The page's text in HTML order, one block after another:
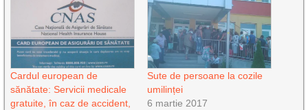
Cardul european de
sănătate: Servicii medicale
gratuite, în caz de accident,
Sute de persoane la cozile
umilinței
6 martie 2017